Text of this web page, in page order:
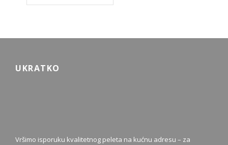
UKRATKO
Vršimo isporuku kvalitetnog peleta na kućnu adresu – za